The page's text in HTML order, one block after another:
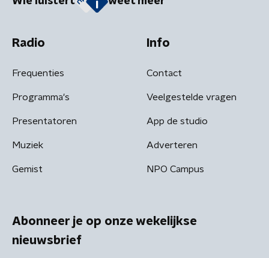
Radio
Frequenties
Programma's
Presentatoren
Muziek
Gemist
Info
Contact
Veelgestelde vragen
App de studio
Adverteren
NPO Campus
Abonneer je op onze wekelijkse
nieuwsbrief